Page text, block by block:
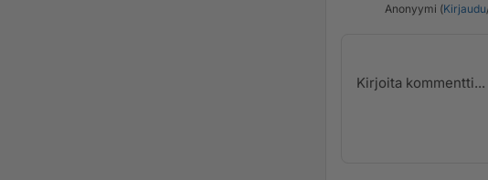
Anonyymi (Kirjaudu